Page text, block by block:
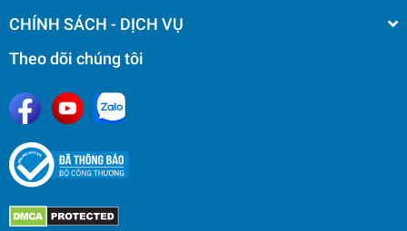
CHÍNH SÁCH - DỊCH VỤ
Theo dõi chúng tôi